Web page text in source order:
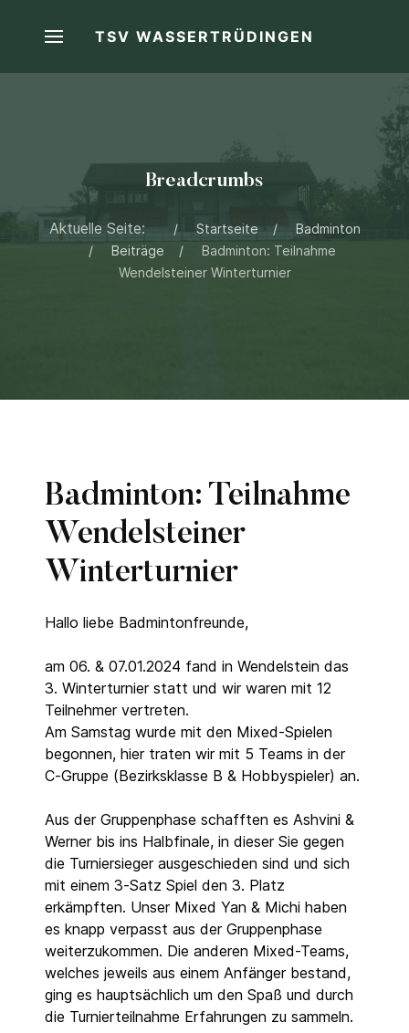
TSV WASSERTRÜDINGEN
Breadcrumbs
Aktuelle Seite: Startseite
Badminton
Beiträge
Badminton: Teilnahme
Wendelsteiner Winterturnier
Badminton: Teilnahme
Wendelsteiner
Winterturnier
Hallo liebe Badmintonfreunde,
am 06. & 07.01.2024 fand in Wendelstein das
3. Winterturnier statt und wir waren mit 12
Teilnehmer vertreten.
Am Samstag wurde mit den Mixed-Spielen
begonnen, hier traten wir mit 5 Teams in der
C-Gruppe (Bezirksklasse B & Hobbyspieler) an.
Aus der Gruppenphase schafften es Ashvini &
Werner bis ins Halbfinale, in dieser Sie gegen
die Turniersieger ausgeschieden sind und sich
mit einem 3-Satz Spiel den 3. Platz
erkämpften. Unser Mixed Yan & Michi haben
es knapp verpasst aus der Gruppenphase
weiterzukommen. Die anderen Mixed-Teams,
welches jeweils aus einem Anfänger bestand,
ging es hauptsächlich um den Spaß und durch
die Turnierteilnahme Erfahrungen zu sammeln.